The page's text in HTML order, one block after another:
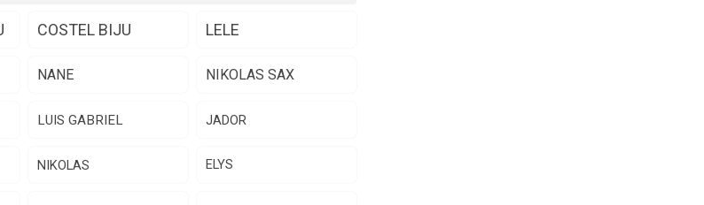
COSTEL BIJU LELE
NANE NIKOLAS SAX
LUIS GABRIEL JADOR
NIKOLAS ELYS